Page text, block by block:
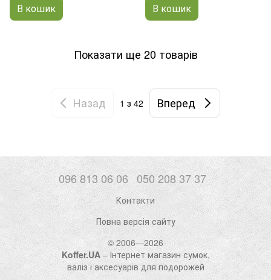
В кошик В кошик
Показати ще 20 товарів
Назад 1 з 42 Вперед
096 813 06 06 050 208 37 37
Контакти
Повна версія сайту
© 2006—2026
Koffer.UA– Інтернет магазин сумок,
валіз і аксесуарів для подорожей